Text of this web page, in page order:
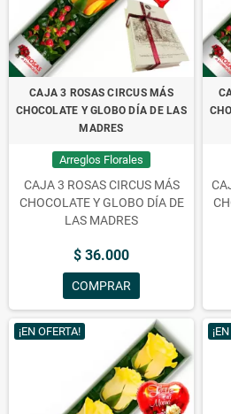
CAJA 3 ROSAS CIRCUS MÁS
CHOCOLATE Y GLOBO DÍA DE LAS
MADRES
Arreglos Florales
CAJA 3 ROSAS CIRCUS MÁS
CHOCOLATE Y GLOBO DÍA DE
LAS MADRES
$ 36.000
COMPRAR
¡EN OFERTA!